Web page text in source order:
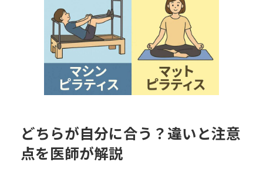
どちらが自分に合う？違いと注意
点を医師が解説